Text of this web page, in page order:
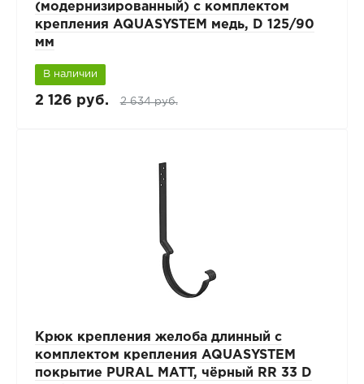
(модернизированный) с комплектом
крепления AQUASYSTEM медь, D 125/90
мм
В наличии
2 126 руб. 2 634 руб.
Крюк крепления желоба длинный с
комплектом крепления AQUASYSTEM
покрытие PURAL MATT, чёрный RR 33 D